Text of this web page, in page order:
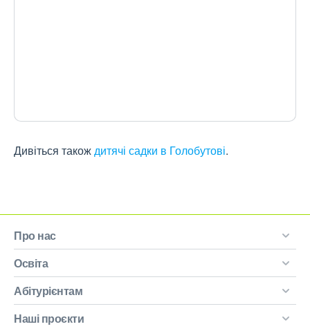
Дивіться такождитячі садки в Голобутові.
Про нас
Освіта
Абітурієнтам
Наші проєкти